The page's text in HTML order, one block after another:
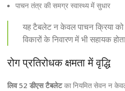
पाचन तंत्र की समग्र स्वास्थ्य में सुधार
यह टैबलेट न केवल पाचन क्रिया को
विकारों के निवारण में भी सहायक
रोग प्रतिरोधक क्षमता में वृद्धि
लिव 52 डीएस टैबलेटका नियमित सेवन न